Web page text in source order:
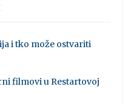
i tko može ostvariti
filmovi u Restartovoj